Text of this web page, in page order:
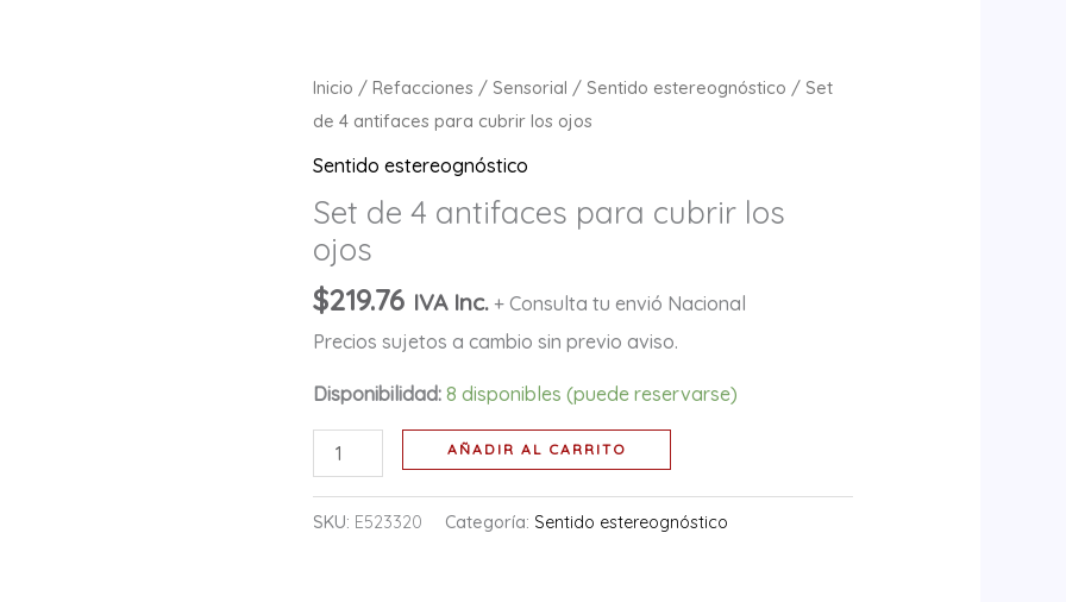
Inicio /Refacciones / Sensorial / Sentido estereognóstico / Set
de 4 antifaces para cubrir los ojos
Sentido estereognóstico
Set de 4 antifaces para cubrir los
ojos
$219.76 IVA Inc. + Consulta tu envió Nacional
Precios sujetos a cambio sin previo aviso.
Disponibilidad: 8 disponibles (puede reservarse)
Set
de
4
para
cubrir
los
ojos
cantidad
AÑADIR AL CARRITO
SKU: E523320 Categoría: Sentido estereognóstico